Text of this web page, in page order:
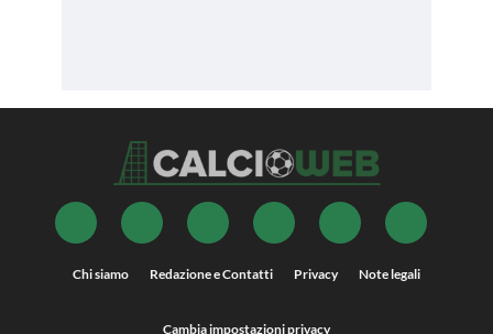
Chi siamo Redazione e Contatti Privacy Note legali
Cambia impostazioni privacy